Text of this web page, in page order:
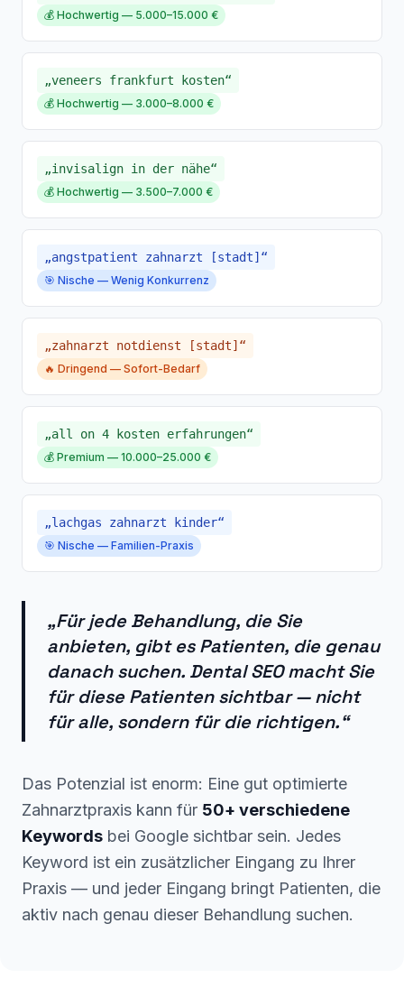
💰 Hochwertig — 5.000–15.000 €
„veneers frankfurt kosten“
💰 Hochwertig — 3.000–8.000 €
„invisalign in der nähe“
💰 Hochwertig — 3.500–7.000 €
„angstpatient zahnarzt [stadt]“
🎯 Nische — Wenig Konkurrenz
„zahnarzt notdienst [stadt]“
🔥 Dringend — Sofort-Bedarf
„all on 4 kosten erfahrungen“
💰 Premium — 10.000–25.000 €
„lachgas zahnarzt kinder“
🎯 Nische — Familien-Praxis
„Für jede Behandlung, die Sie
anbieten, gibt es Patienten, die genau
danach suchen. Dental SEO macht Sie
für diese Patienten sichtbar — nicht
für alle, sondern für die richtigen.“
Das Potenzial ist enorm: Eine gut optimierte
Zahnarztpraxis kann für 50+ verschiedene
Keywords bei Google sichtbar sein. Jedes
Keyword ist ein zusätzlicher Eingang zu Ihrer
Praxis — und jeder Eingang bringt Patienten, die
aktiv nach genau dieser Behandlung suchen.